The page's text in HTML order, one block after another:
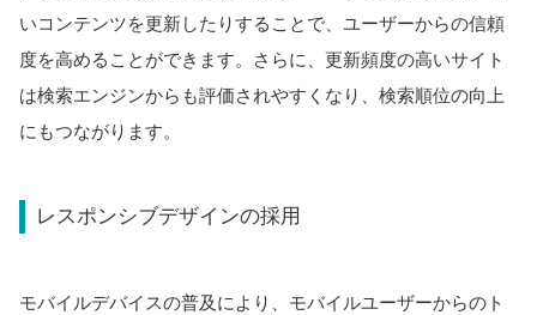
いコンテンツを更新したりすることで、ユーザーからの信頼
度を高めることができます。さらに、更新頻度の高いサイト
は検索エンジンからも評価されやすくなり、検索順位の向上
にもつながります。
レスポンシブデザインの採用
モバイルデバイスの普及により、モバイルユーザーからのト